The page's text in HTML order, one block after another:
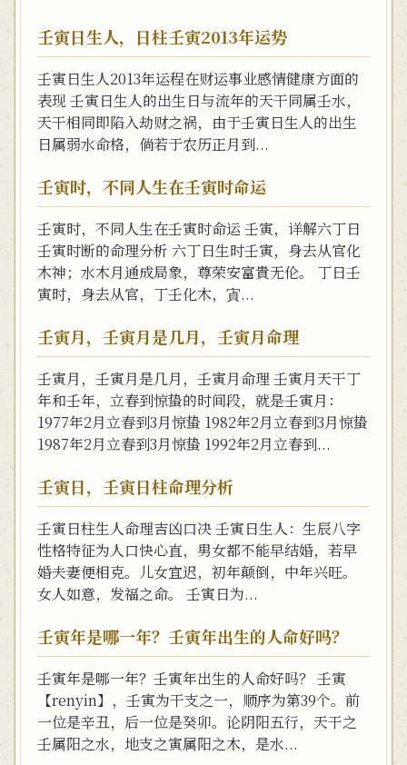
壬寅日生人，日柱壬寅2013年运势
壬寅日生人2013年运程在财运事业感情健康方面的
表现 壬寅日生人的出生日与流年的天干同属壬水，
天干相同即陷入劫财之祸，由于壬寅日生人的出生
日属弱水命格，倘若于农历正月到...
壬寅时，不同人生在壬寅时命运
壬寅时，不同人生在壬寅时命运 壬寅，详解六丁日
壬寅时断的命理分析 六丁日生时壬寅，身去从官化
木神；水木月通成局象，尊荣安富貴无伦。 丁日壬
寅时，身去从官，丁壬化木，寊...
壬寅月，壬寅月是几月，壬寅月命理
壬寅月，壬寅月是几月，壬寅月命理 壬寅月天干丁
年和壬年，立春到惊蛰的时间段，就是壬寅月：
1977年2月立春到3月惊蛰 1982年2月立春到3月惊蛰
1987年2月立春到3月惊蛰 1992年2月立春到...
壬寅日，壬寅日柱命理分析
壬寅日柱生人命理吉凶口决 壬寅日生人：生辰八字
性格特征为人口快心直，男女都不能早结婚，若早
婚夫妻便相克。儿女宜迟，初年颠倒，中年兴旺。
女人如意，发福之命。 壬寅日为...
壬寅年是哪一年？壬寅年出生的人命好吗？
壬寅年是哪一年？壬寅年出生的人命好吗？ 壬寅
【renyin】，壬寅为干支之一，顺序为第39个。前
一位是辛丑，后一位是癸卯。论阴阳五行，天干之
壬属阳之水，地支之寅属阳之木，是水...